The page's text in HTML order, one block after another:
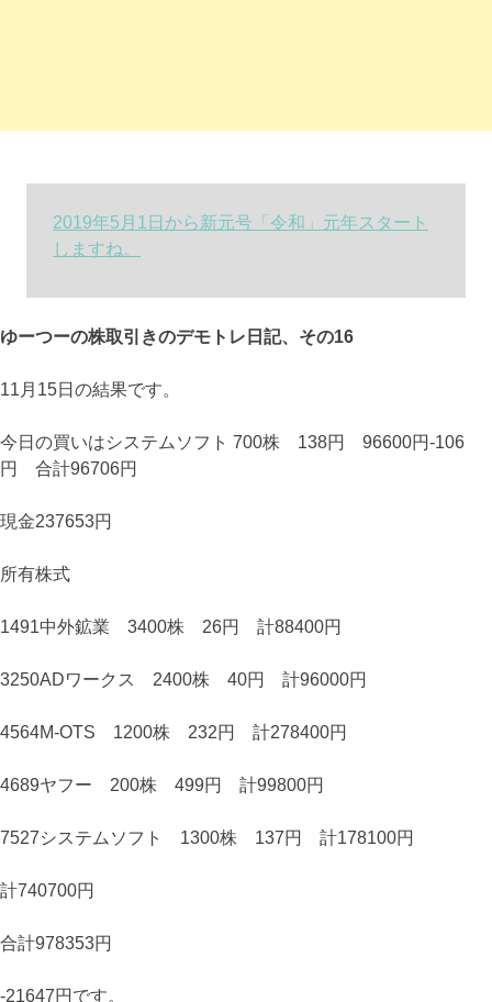
2019年5月1日から新元号「令和」元年スタート
しますね。
ゆーつーの株取引きのデモトレ日記、その16
11月15日の結果です。
今日の買いはシステムソフト 700株 138円 96600円-106
円 合計96706円
現金237653円
所有株式
1491中外鉱業 3400株 26円 計88400円
3250ADワークス 2400株 40円 計96000円
4564M-OTS 1200株 232円 計278400円
4689ヤフー 200株 499円 計99800円
7527システムソフト 1300株 137円 計178100円
計740700円
合計978353円
-21647円です。